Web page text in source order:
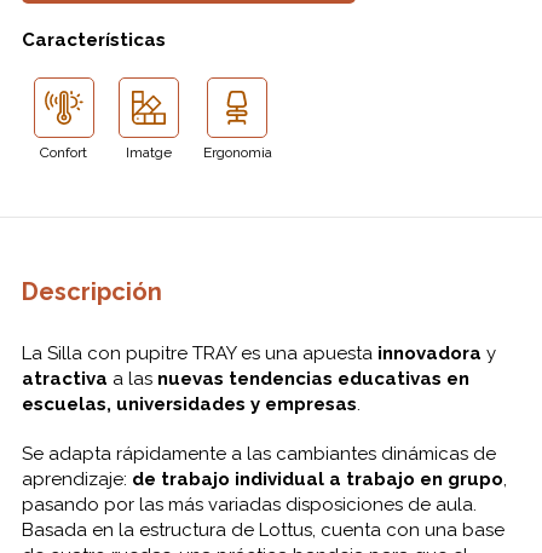
Características
Confort Imatge Ergonomia
Descripción
La Silla con pupitre TRAY es una apuesta innovadora y
atractiva a las nuevas tendencias educativas en
escuelas, universidades y empresas
Se adapta rápidamente a las cambiantes dinámicas de
aprendizaje: de trabajo individual a trabajo en grupo
pasando por las más variadas disposiciones de aula.
Basada en la estructura de Lottus, cuenta con una base